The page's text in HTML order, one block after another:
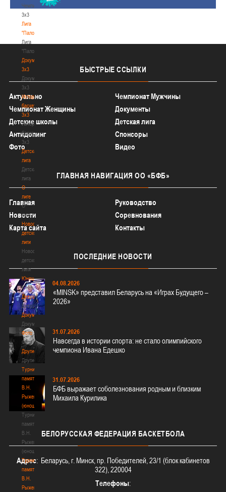
Чемпионат
3х3
Лига
"Палова"
Лига
"Палова"
Документы
3х3
Документы
3х3
История
баскетбола
3х3
История
баскетбола
3х3
Детская
лига
Детская
лига
О
лиге
О
лиге
Новости
детской
лиги
Новости
детской
лиги
Юноши
Юноши
Девушки
Девушки
Документы
Документы
Фото
Фото
Другие
Другие
Турнир
памяти
В.Н.
Рыженкова
(юноши)
Турнир
памяти
В.Н.
Рыженкова
(юноши)
Турнир
памяти
В.Н.
Рыженкова
БЫСТРЫЕ ССЫЛКИ
Актуально
Чемпионат Мужчины
Чемпионат Женщины
Документы
Детские школы
Детская лига
Антидопинг
Спонсоры
Фото
Видео
ГЛАВНАЯ НАВИГАЦИЯ ОО «БФБ»
Главная
Руководство
Новости
Соревнования
Карта сайта
Контакты
ПОСЛЕДНИЕ НОВОСТИ
04.08.2026
«MINSK» представил Беларусь на «Играх Будущего –
2026»
31.07.2026
Навсегда в истории спорта: не стало олимпийского
чемпиона Ивана Едешко
31.07.2026
БФБ выражает соболезнования родным и близким
Михаила Курилика
БЕЛОРУССКАЯ ФЕДЕРАЦИЯ БАСКЕТБОЛА
Адрес: Беларусь, г. Минск, пр. Победителей, 23/1 (блок кабинетов
322), 220004
Телефоны: